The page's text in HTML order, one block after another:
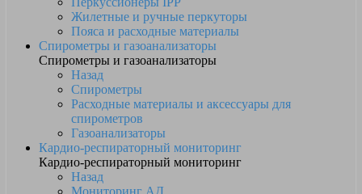
Жилетные и ручные перкуторы
Пояса и расходные материалы
Спирометры и газоанализаторы
Спирометры и газоанализаторы
Назад
Спирометры
Расходные материалы и аксессуары для
спирометров
Газоанализаторы
Кардио-респираторный мониторинг
Кардио-респираторный мониторинг
Назад
Мониторинг АД